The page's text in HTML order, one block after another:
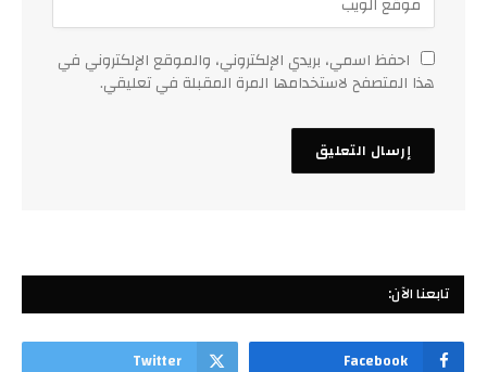
احفظ اسمي، بريدي الإلكتروني، والموقع الإلكتروني في
هذا المتصفح لاستخدامها المرة المقبلة في تعليقي.
تابعنا الآن:
Facebook
Twitter